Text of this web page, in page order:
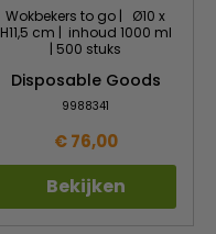
Wokbekers to go | Ø10 x
H11,5 cm | inhoud 1000 ml
| 500 stuks
Disposable Goods
9988341
€ 76,00
Bekijken